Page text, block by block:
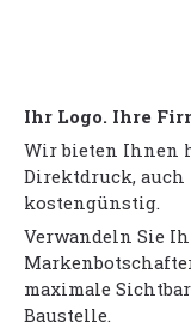
Ihr Logo. Ihre
Wir bieten Ihnen
Direktdruck,
kostengünstig.
Verwandeln Sie
maximale
Baustelle.